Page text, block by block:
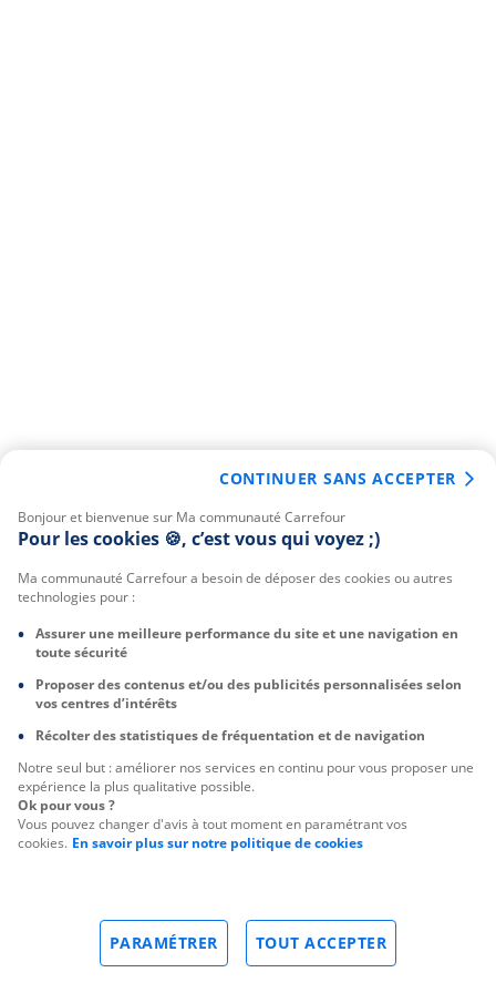
Bonjour et bienvenue sur Ma communauté Carrefour
Pour les cookies 🍪, c’est vous qui voyez ;)
Ma communauté Carrefour a besoin de déposer des cookies ou autres
technologies pour :
Assurer une meilleure performance du site et une navigation en
toute sécurité
Proposer des contenus et/ou des publicités personnalisées selon
vos centres d’intérêts
Récolter des statistiques de fréquentation et de navigation
Notre seul but : améliorer nos services en continu pour vous proposer une
expérience la plus qualitative possible.
Ok pour vous ?
Vous pouvez changer d'avis à tout moment en paramétrant vos
cookies. En savoir plus sur notre politique de cookies
TOUT ACCEPTER
PARAMÉTRER
CONTINUER SANS ACCEPTER